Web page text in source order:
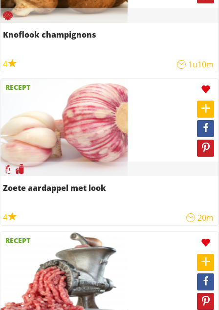
Knoflook champignons
4 1u10m
RECEPT
Zoete aardappel met look
4 20m
RECEPT